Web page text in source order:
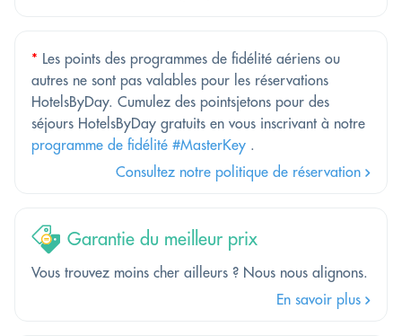
* Les points des programmes de fidélité aériens ou
autres ne sont pas valables pour les réservations
HotelsByDay. Cumulez des pointsjetons pour des
séjours HotelsByDay gratuits en vous inscrivant à notre
programme de fidélité #MasterKey .
Consultez notre politique de réservation
Garantie du meilleur prix
Vous trouvez moins cher ailleurs ? Nous nous alignons.
En savoir plus